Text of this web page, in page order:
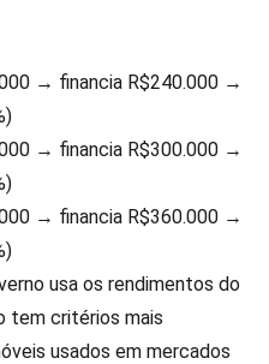
→ financia R$240.000 →
→ financia R$300.000 →
→ financia R$360.000 →
usa os rendimentos do
tem critérios mais
usados em mercados